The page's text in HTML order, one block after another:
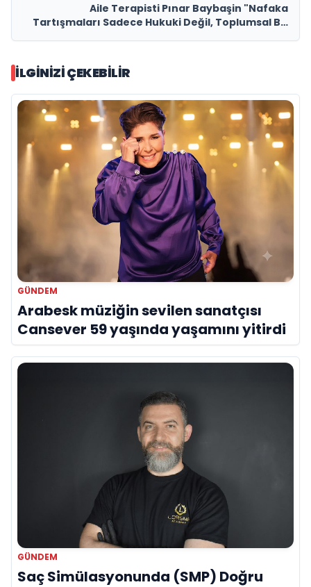
Aile Terapisti Pınar Baybaşin "Nafaka
Tartışmaları Sadece Hukuki Değil, Toplumsal Bir
İLGINIZI ÇEKEBILIR
GÜNDEM
Arabesk müziğin sevilen sanatçısı
Cansever 59 yaşında yaşamını yitirdi
GÜNDEM
Saç Simülasyonunda (SMP) Doğru